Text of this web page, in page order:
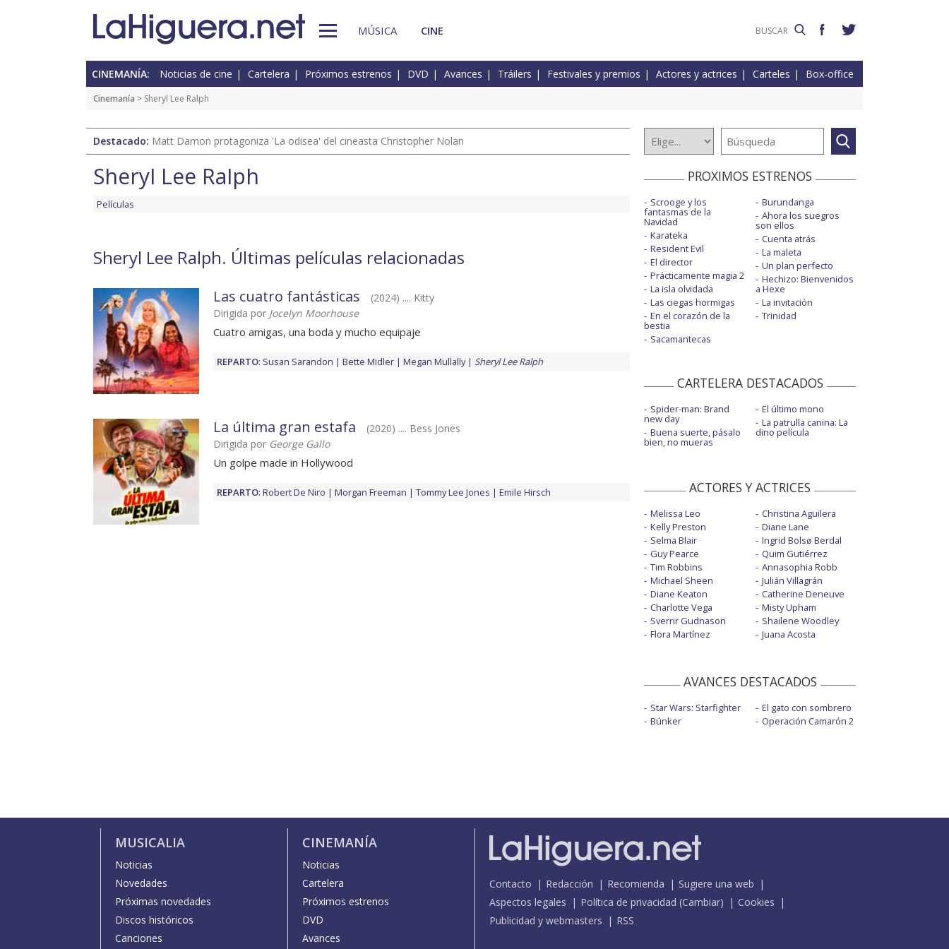
MÚSICA CINE
CINEMANÍA: Noticias de cine Cartelera Próximos estrenos DVD Avances Tráilers Festivales y premios Actores y actrices Carteles Box-office
Cinemanía > Sheryl Lee Ralph
Destacado: Matt Damon protagoniza 'La odisea' del cineasta Christopher Nolan
Sheryl Lee Ralph
Películas
Sheryl Lee Ralph. Últimas películas relacionadas
Las cuatro fantásticas
(2024) .... Kitty
Dirigida por Jocelyn Moorhouse
Cuatro amigas, una boda y mucho equipaje
REPARTO: Susan Sarandon Bette Midler Megan Mullally Sheryl Lee Ralph
La última gran estafa
(2020) .... Bess Jones
Dirigida por George Gallo
Un golpe made in Hollywood
REPARTO: Robert De Niro Morgan Freeman Tommy Lee Jones Emile Hirsch
PROXIMOS ESTRENOS
Scrooge y los
fantasmas de la
Navidad
Karateka
Resident Evil
El director
Prácticamente magia 2
La isla olvidada
Las ciegas hormigas
En el corazón de la
bestia
Sacamantecas
Burundanga
Ahora los suegros
son ellos
Cuenta atrás
La maleta
Un plan perfecto
Hechizo: Bienvenidos
a Hexe
La invitación
Trinidad
CARTELERA DESTACADOS
Spider-man: Brand
new day
Buena suerte, pásalo
bien, no mueras
El último mono
La patrulla canina: La
dino película
ACTORES Y ACTRICES
Melissa Leo
Kelly Preston
Selma Blair
Guy Pearce
Tim Robbins
Michael Sheen
Diane Keaton
Charlotte Vega
Sverrir Gudnason
Flora Martínez
Christina Aguilera
Diane Lane
Ingrid Bolsø Berdal
Quim Gutiérrez
Annasophia Robb
Julián Villagrán
Catherine Deneuve
Misty Upham
Shailene Woodley
Juana Acosta
AVANCES DESTACADOS
Star Wars: Starfighter
Búnker
El gato con sombrero
Operación Camarón 2
MUSICALIA
Noticias
Novedades
Próximas novedades
Discos históricos
Canciones
CINEMANÍA
Noticias
Cartelera
Próximos estrenos
DVD
Avances
Contacto Redacción Recomienda
Sugiere una web
Aspectos legales
Política de privacidad (Cambiar)
Cookies
Publicidad y webmasters
RSS